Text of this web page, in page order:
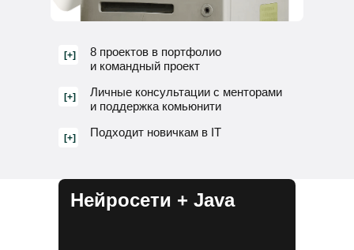
[+]
8 проектов в портфолио
и командный проект
[+]
Личные консультации с менторами
и поддержка комьюнити
[+] Подходит новичкам в IT
Нейросети + Java